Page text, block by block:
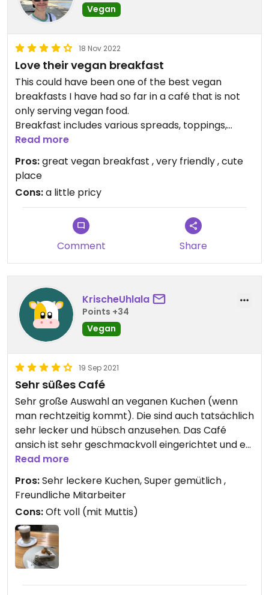
Vegan
18 Nov 2022
Love their vegan breakfast
This could have been one of the best vegan
breakfasts I have had so far in a café that is not
only serving vegan food.
Breakfast includes various spreads, toppings,
veggies, tofu and a fresh fruit salad with roasted
sunflower seeds. Everything super fresh and tasty.
The homemade spreads and marmelade were
especially amazing and the waitress explained
what they were made of when serving.
Super friendly staff, not a cheap place, but the
breakfast was worth every penny.
No picture, because I was so hungry and it tasted
Read more
Pros:great vegan breakfast , very friendly , cute
place
Cons:a little pricy
Comment Share
KrischeUhlala
Points +34
Vegan
19 Sep 2021
Sehr süßes Café
Sehr große Auswahl an veganen Kuchen (wenn
man rechtzeitig kommt). Die sind auch tatsächlich
sehr lecker und hübsch anzusehen. Das Café
ansich ist sehr geschmackvoll eingerichtet und es
arbeiten sehr nette Leute dort. Oft sehr voll, aber
draußen bekommt man meistens noch nen Platz.
Fürs Frühstück sollte man nen Tisch reservieren,
sonst wirds schwer.
Der Kaffee ist manchmal nicht besonders heiss,
und der große Cappuccino würde woanders wohl
eher ein kleiner sein, aber alles in allem ein Café
das sich lohnt! Ich gehe sehr gern dort hin!
Read more
Pros:Sehr leckere Kuchen, Super gemütlich ,
Freundliche Mitarbeiter
Cons:Oft voll (mit Muttis)